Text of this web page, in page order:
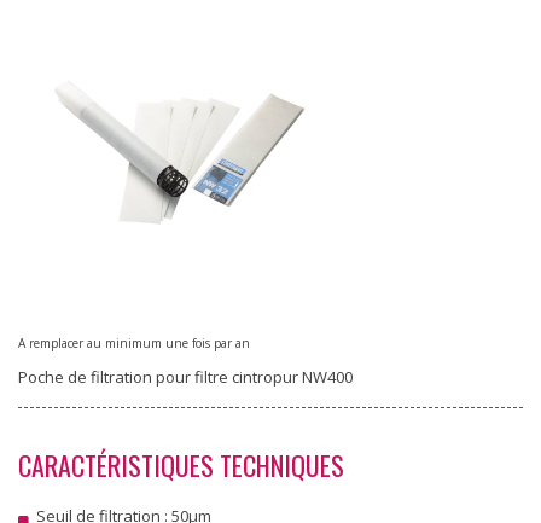
A remplacer au minimum une fois par an
Poche de filtration pour filtre cintropur NW400
CARACTÉRISTIQUES TECHNIQUES
Seuil de filtration : 50µm